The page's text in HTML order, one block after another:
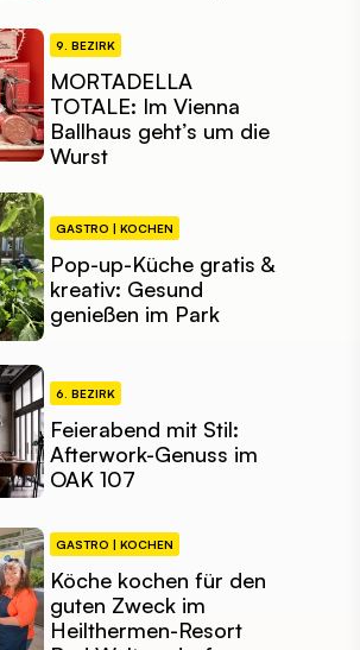
9. BEZIRK
MORTADELLA
TOTALE: Im Vienna
Ballhaus geht’s um die
Wurst
GASTRO | KOCHEN
Pop-up-Küche gratis &
kreativ: Gesund
genießen im Park
6. BEZIRK
Feierabend mit Stil:
Afterwork-Genuss im
OAK 107
GASTRO | KOCHEN
Köche kochen für den
guten Zweck im
Heilthermen-Resort